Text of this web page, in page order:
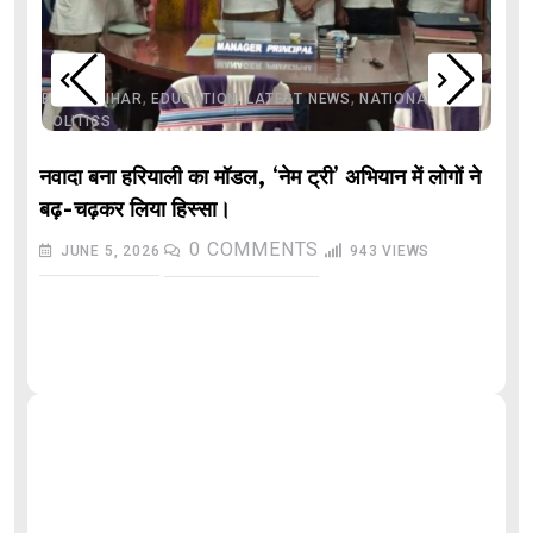
BIHAR,BIHAR, EDUCATION ,LATEST NEWS,NATIONAL
POLITICS
नवादा बना हरियाली का मॉडल, ‘नेम ट्री’ अभियान में लोगों ने
बढ़-चढ़कर लिया हिस्सा।
JUNE 5, 2026 0 COMMENTS 943 VIEWS